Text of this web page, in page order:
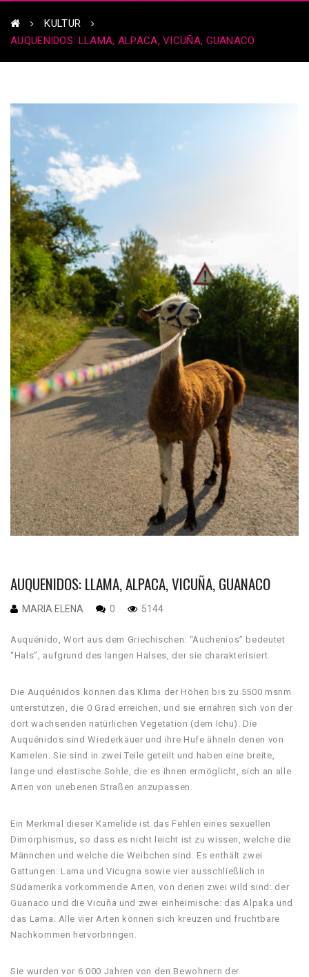
KULTUR
AUQUENIDOS: LLAMA, ALPACA, VICUÑA, GUANACO
AUQUENIDOS: LLAMA, ALPACA, VICUÑA, GUANACO
MARIA ELENA 0 5144
Auquénido, Wort aus dem Griechischen: “Auchenios” bedeutet
“Hals”, aufgrund des langen Halses, der sie charakterisiert.
Die Auquénidos können das Klima der Höhen bis zu 5500 msnm
unterstützen, die 0 Grad erreichen, und sie ernähren sich von der
dort wachsenden natürlichen Vegetation (dem Ichu). Die
Auquénidos sind Wiederkäuer und ihre Hufe ähneln denen von
Kamelen. Sie sind in zwei Teile geteilt und haben eine breite,
lange und elastische Sohle, die es ihnen ermöglicht, sich an alle
Arten von unebenen Straßen anzupassen.
Ein Merkmal dieser Kamelide ist das Fehlen eines sexuellen
Dimorphismus, so dass es nicht leicht ist zu wissen, welche die
Männchen und welche die Weibchen sind. Es enthält zwei
Gattungen: Lama und Vicugna sowie vier ausschließlich in
Südamerika vorkommende Arten, von denen zwei wild sind: der
Guanaco und die Vicuña und zwei einheimische: das Alpaka und
das Lama. Alle vier Arten können sich kreuzen und fruchtbare
Nachkommen hervorbringen.
Sie wurden vor 6.000 Jahren von den Bewohnern der